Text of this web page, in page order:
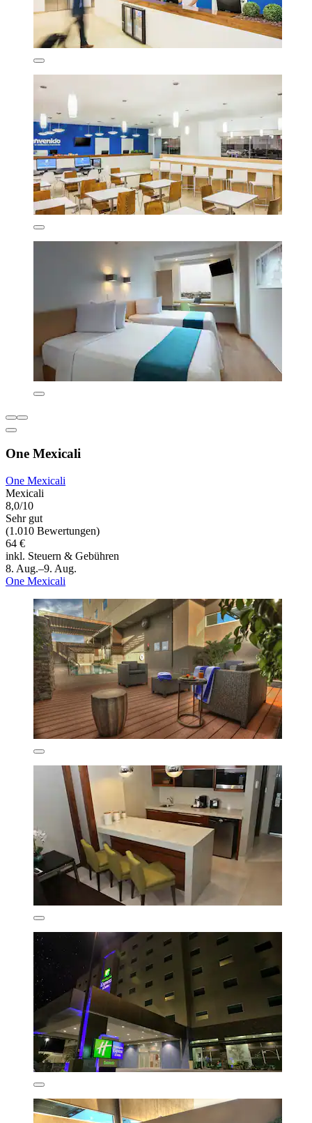
One Mexicali
One Mexicali
Mexicali
8,0/10
Sehr gut
(1.010 Bewertungen)
64 €
inkl. Steuern & Gebühren
8. Aug.–9. Aug.
One Mexicali